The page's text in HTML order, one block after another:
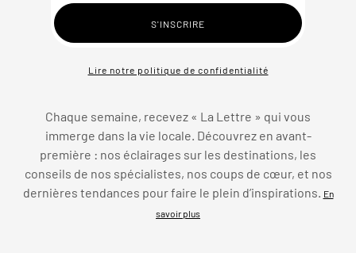
Lire notre politique de confidentialité
Chaque semaine, recevez « La Lettre » qui vous
immerge dans la vie locale. Découvrez en avant-
première : nos éclairages sur les destinations, les
conseils de nos spécialistes, nos coups de cœur, et nos
dernières tendances pour faire le plein d’inspirations. En
savoir plus